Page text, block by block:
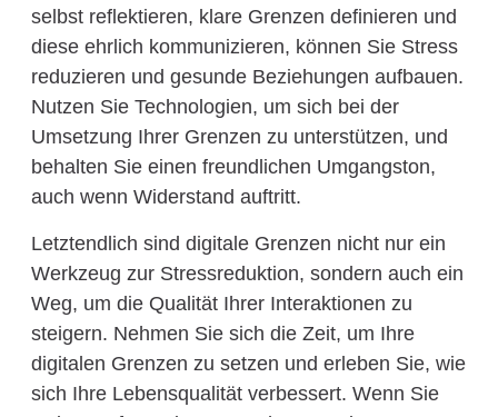
selbst reflektieren, klare Grenzen definieren und
diese ehrlich kommunizieren, können Sie Stress
reduzieren und gesunde Beziehungen aufbauen.
Nutzen Sie Technologien, um sich bei der
Umsetzung Ihrer Grenzen zu unterstützen, und
behalten Sie einen freundlichen Umgangston,
auch wenn Widerstand auftritt.
Letztendlich sind digitale Grenzen nicht nur ein
Werkzeug zur Stressreduktion, sondern auch ein
Weg, um die Qualität Ihrer Interaktionen zu
steigern. Nehmen Sie sich die Zeit, um Ihre
digitalen Grenzen zu setzen und erleben Sie, wie
sich Ihre Lebensqualität verbessert. Wenn Sie